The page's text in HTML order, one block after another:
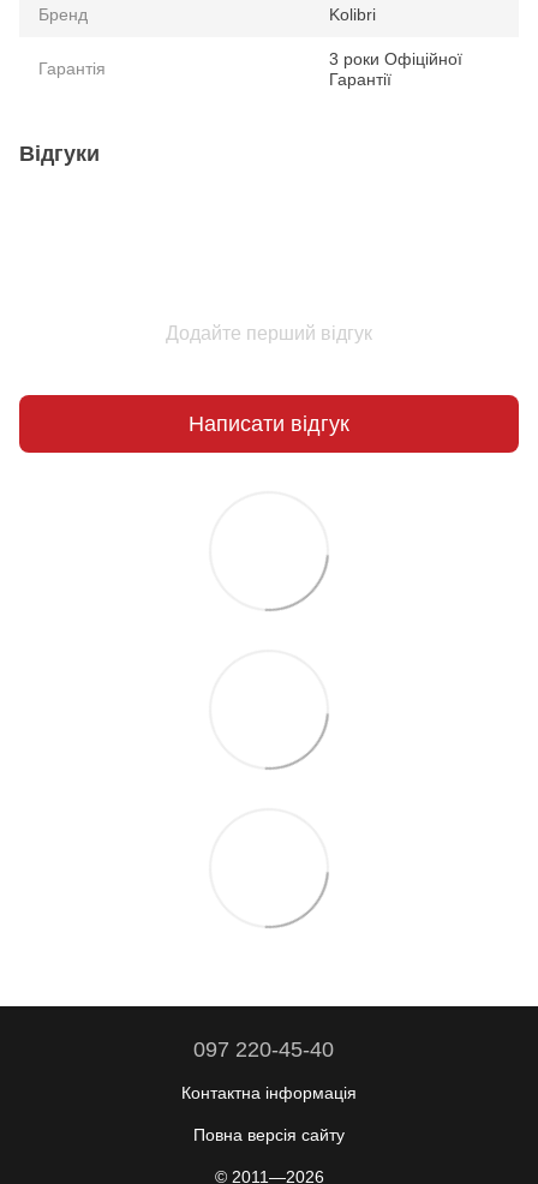
Бренд Kolibri
Гарантiя
3 роки Офіційної
Гарантії
Відгуки
Додайте перший відгук
Написати відгук
097 220-45-40
Контактна інформація
Повна версія сайту
© 2011—2026